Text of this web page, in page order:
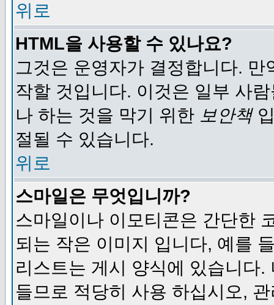
위로
HTML을 사용할 수 있나요?
그것은 운영자가 결정합니다.
작할 것입니다. 이것은 일부 사
나 하는 것을 막기 위한 보안책
절될 수 있습니다.
위로
스마일은 무엇입니까?
스마일이나 이모티콘은 간단한
되는 작은 이미지 입니다, 예를
리스트는 게시 양식에 있습니다
들므로 적당히 사용 하십시오,